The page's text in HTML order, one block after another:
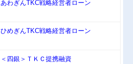
あわぎんTKC戦略経営者ローン
ひめぎんTKC戦略経営者ローン
＜四銀＞ＴＫＣ提携融資